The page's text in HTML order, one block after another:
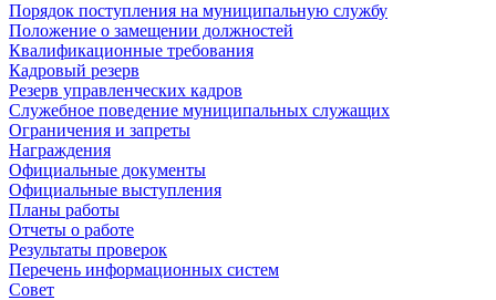
Порядок поступления на муниципальную службу
Положение о замещении должностей
Квалификационные требования
Кадровый резерв
Резерв управленческих кадров
Служебное поведение муниципальных служащих
Ограничения и запреты
Награждения
Официальные документы
Официальные выступления
Планы работы
Отчеты о работе
Результаты проверок
Перечень информационных систем
Совет